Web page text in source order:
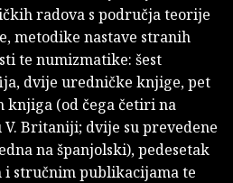
radova s područja teorije
metodike nastave stranih
te numizmatike: šest
dvije uredničke knjige, pet
knjiga (od čega četiri na
Britaniji; dvije su prevedene
na španjolski), pedesetak
i stručnim publikacijama te